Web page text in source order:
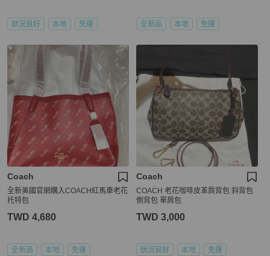
狀況良好 本地 免運 全新品 本地 免運
Coach
全新美國官網購入COACH紅馬車老花
托特包
TWD 4,680
全新品 本地 免運
Coach
COACH 老花咖啡皮革肩背包 斜背包
側背包 單肩包
TWD 3,000
狀況良好 本地 免運